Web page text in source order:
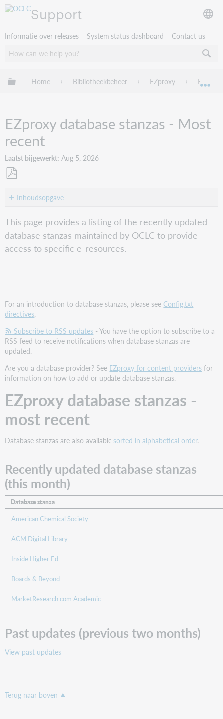
Support
Informatie over releases System status dashboard Contact us
Mondiale hiërarchie uitvouwen / samenvouwen
Home Bibliotheekbeheer EZproxy
EZproxy database stanzas - Most
recent
Laatst bijgewerkt Aug 5, 2026
als Inhoudsopgave
EZproxy
database
stanzas
-
database
stanzas
(this
month)
Past
updates
(previous
two
months)
This page provides a listing of the recently updated
database stanzas maintained by OCLC to provide
access to specific e-resources.
For an introduction to database stanzas, please see Config.txt
directives.
Subscribe to RSS updates - You have the option to subscribe to a
RSS feed to receive notifications when database stanzas are
updated.
Are you a database provider? See EZproxy for content providers for
information on how to add or update database stanzas.
EZproxy database stanzas -
most recent
Database stanzas are also available sorted in alphabetical order.
Recently updated database stanzas
(this month)
Database stanza
American Chemical Society
ACM Digital Library
Inside Higher Ed
Boards & Beyond
MarketResearch.com Academic
Past updates (previous two months)
View past updates
Terug naar boven